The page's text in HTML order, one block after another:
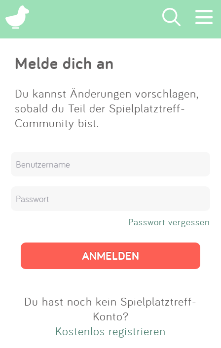
×
Suchen
Eintragen
App
Impressum
Anmelden
Melde dich an
Du kannst Änderungen vorschlagen,
sobald du Teil der Spielplatztreff-
Community bist.
Passwort vergessen
Du hast noch kein Spielplatztreff-
Konto?
Kostenlos registrieren